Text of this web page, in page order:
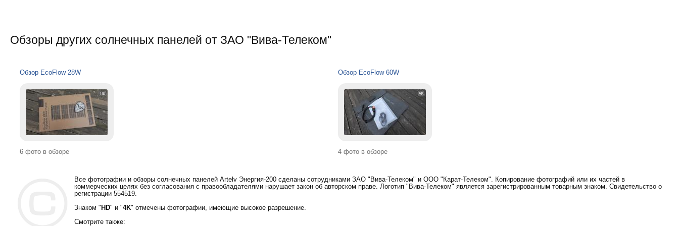
Обзоры других солнечных панелей от ЗАО "Вива-Телеком"
Обзор EcoFlow 28W
6 фото в обзоре
Обзор EcoFlow 60W
4 фото в обзоре
Все фотографии и обзоры солнечных панелей Artelv Энергия-200 сделаны сотрудниками ЗАО "Вива-Телеком" и ООО "Карат-Телеком". Копирование фотографий или их частей в
коммерческих целях без согласования с правообладателями нарушает закон об авторском праве. Логотип "Вива-Телеком" является зарегистрированным товарным знаком. Свидетельство о
регистрации 554519.
Знаком " HD" и "4K" отмечены фотографии, имеющие высокое разрешение.
Смотрите также: